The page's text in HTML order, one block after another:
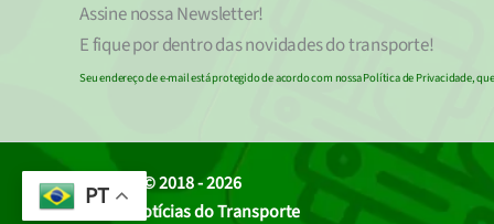
Assine nossaNewsletter!
E fique por dentro das novidades do transporte!
Seu endereço de e-mailestáprotegido de acordo com nossa Política de Privacidade,
© 2018 - 2026
Portal Notícias do Transporte
PT